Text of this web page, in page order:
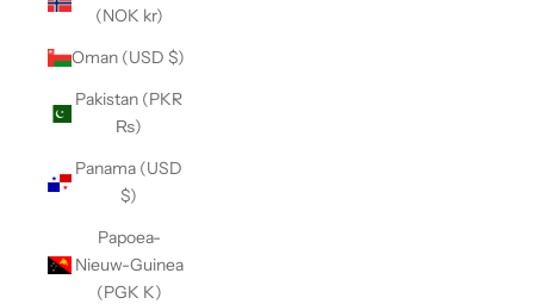
(NOK kr)
Oman (USD $)
Pakistan (PKR
₨)
Panama (USD
$)
Papoea-
Nieuw-Guinea
(PGK K)